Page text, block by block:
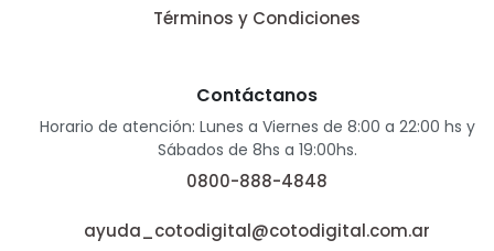
Términos y Condiciones
Contáctanos
Horario de atención: Lunes a Viernes de 8:00 a 22:00 hs y
Sábados de 8hs a 19:00hs.
0800-888-4848
ayuda_cotodigital@cotodigital.com.ar